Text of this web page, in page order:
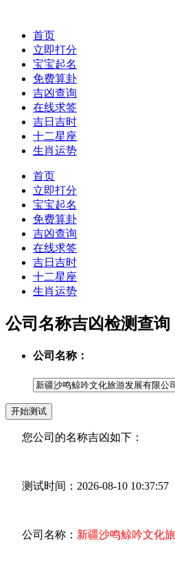
首页
立即打分
宝宝起名
免费算卦
吉凶查询
在线求签
吉日吉时
十二星座
生肖运势
首页
立即打分
宝宝起名
免费算卦
吉凶查询
在线求签
吉日吉时
十二星座
生肖运势
公司名称吉凶检测查询
公司名称：
您公司的名称吉凶如下：
测试时间：2026-08-10 10:37:57
公司名称： 新疆沙鸣鲸吟文化